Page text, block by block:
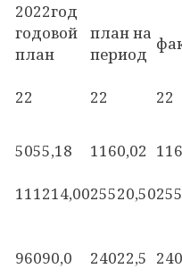
2022год
годовой
план
план на
период
22 22 22
5055,18 1160,02
111214,0025520,50
96090,0 24022,5